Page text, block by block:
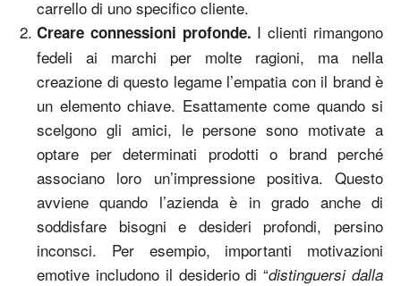
carrello di uno specifico cliente.
Creare connessioni profonde. I clienti rimangono
fedeli ai marchi per molte ragioni, ma nella
creazione di questo legame l’empatia con il brand è
un elemento chiave. Esattamente come quando si
scelgono gli amici, le persone sono motivate a
optare per determinati prodotti o brand perché
associano loro un’impressione positiva. Questo
avviene quando l’azienda è in grado anche di
soddisfare bisogni e desideri profondi, persino
inconsci. Per esempio, importanti motivazioni
emotive includono il desiderio di “distinguersi dalla